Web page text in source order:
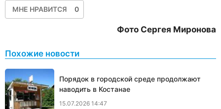
МНЕ НРАВИТСЯ 0
Фото Сергея Миронова
Похожие новости
Порядок в городской среде продолжают
наводить в Костанае
15.07.2026 14:47